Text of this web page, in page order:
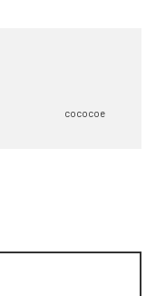
cococoe